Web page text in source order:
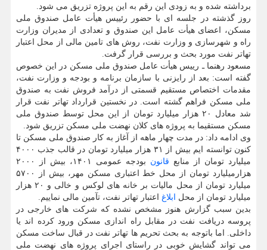
برداشته شده و به زودی این رقم به این پروژه تزریق می شود.
روز گذشته در جلسه ای با حضور رئییس هیأت عامل صندوق ملی
مسکن، اعضای هیأت عامل این صندوق و تعدادی از مدیران وزارت
راه و شهرسازی و وزارت نفت، روش های تامین مالی از محل اعتبار
تهاتر نفت مورد بحث و بررسی قرار گرفت.
مسعود رهنما ـ رییس هیأت عامل صندوق ملی مسکن در این خصوص
گفته است: بعد از رایزنی با سازمان برنامه و بودجه و وزارت نفت،
مقدمات اختصاص مستقیم قسمتی از درآمد فروش نفت به صندوق
ملی مسکن فراهم گشته است. در نخستین قرارداد تهاتر نفت قرار
شد معادل ۲۰ هزار میلیارد تومان از این محل توسط صندوق ملی
مسکن مستقیما به پروژه های کلان نهضت ملی مسکن تزریق شود.
وی ادامه داد: در مدت چهار ماهه از آغاز به کار صندوق ملی مسکن تا
کنون توانسته ایم بیش از ۳۱ هزار میلیارد تومان در قالب جذب ۴۰۰۰
میلیارد تومان از منابع قانون
بودجه عمومی ۱۴۰۱، بیش از ۲۰۰۰
هزارمیلیارد تومان از محل خط اعتباری مسکن مهر، بیش از ۵۷۰۰
میلیارد تومان از محل مالیات بر خانه های لوکس و خالی و ۲۰ هزار
میلیارد تومان از محل ابلاغ اعتبار تهاتر نفت، تآمین مالی نماییم.
بدین سبب گزارش هنوز مشخص نشده که شرکت های خارجی در
پروسه دریافت نفت در مقابل راه اندازی مسکن ورود کرده اند یا
داخلی. اما باتوجه به بحث تحریم ها تهاتر نفت در قبال ساخت مسکن
می تواند گشایش خوبی در راستای اجرای پروژه های نهضت ملی